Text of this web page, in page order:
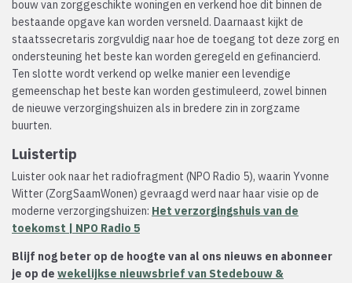
bouw van zorggeschikte woningen en verkend hoe dit binnen de
bestaande opgave kan worden versneld. Daarnaast kijkt de
staatssecretaris zorgvuldig naar hoe de toegang tot deze zorg en
ondersteuning het beste kan worden geregeld en gefinancierd.
Ten slotte wordt verkend op welke manier een levendige
gemeenschap het beste kan worden gestimuleerd, zowel binnen
de nieuwe verzorgingshuizen als in bredere zin in zorgzame
buurten.
Luistertip
Luister ook naar het radiofragment (NPO Radio 5), waarin Yvonne
Witter (ZorgSaamWonen) gevraagd werd naar haar visie op de
moderne verzorgingshuizen: Het verzorgingshuis van de
toekomst | NPO Radio 5
Blijf nog beter op de hoogte van al ons nieuws en abonneer
je op de wekelijkse nieuwsbrief van Stedebouw &